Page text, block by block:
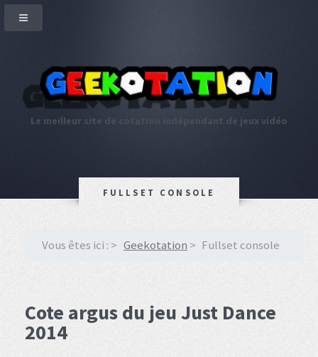
Le meilleur site de cotation indépendant de jeux vidéo
FULLSET CONSOLE
Vous êtes ici : Geekotation Fullset console
Cote argus du jeu Just Dance
2014